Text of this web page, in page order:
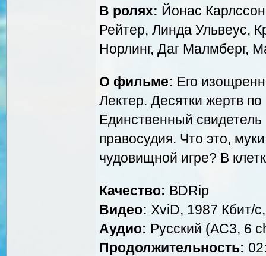
В ролях: Йонас
Рейтер, Линда Ульвеус,
Норлинг, Даг Малмберг,
О фильме: Его
Лектер. Десятки жертв
Единственный
правосудия. Что это,
чудовищной игре? В
Качество: BDRip
Видео: XviD, 1987 Кбит/
Аудио: Русский (AC3, 6
Продолжительность: